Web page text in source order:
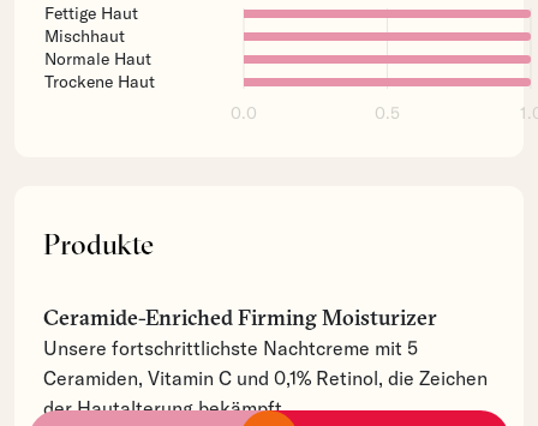
0.0 0.5
Fettige Haut
Mischhaut
Normale Haut
Trockene Haut
Produkte
Ceramide-Enriched Firming Moisturizer
Unsere fortschrittlichste Nachtcreme mit 5
Ceramiden, Vitamin C und 0,1% Retinol, die Zeichen
der Hautalterung bekämpft.